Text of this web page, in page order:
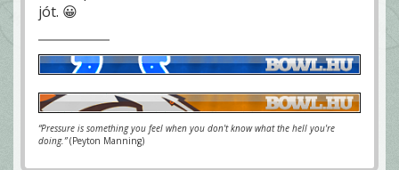
jót. 😀
“Pressure is something you feel when you don't know what the hell you're
doing.”(Peyton Manning)